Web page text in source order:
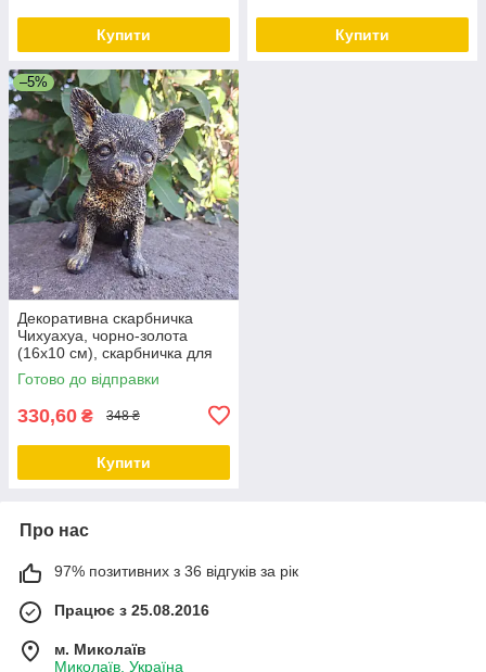
Купити Купити
–5%
Декоративна скарбничка
Чихуахуа, чорно-золота
(16х10 см), скарбничка для
грошей, скарбничка у вигляді
собачки
Готово до відправки
330,60 ₴ 348 ₴
Купити
Про нас
97% позитивних з 36 відгуків за рік
Працює з 25.08.2016
м. Миколаїв
Миколаїв, Україна